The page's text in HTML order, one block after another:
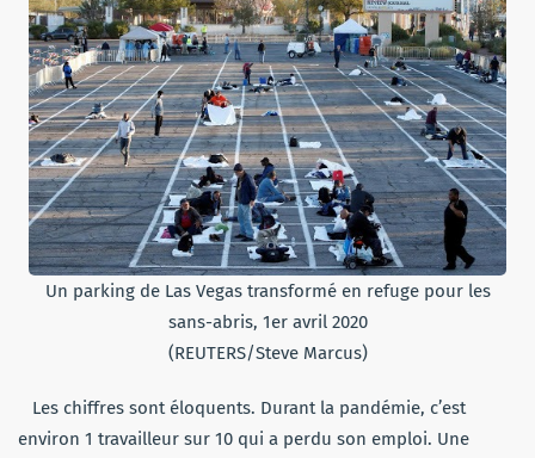
Un parking de Las Vegas transformé en refuge pour les
sans-abris, 1er avril 2020
(REUTERS/Steve Marcus)
Les chiffres sont éloquents. Durant la pandémie, c’est
environ 1 travailleur sur 10 qui a perdu son emploi. Une